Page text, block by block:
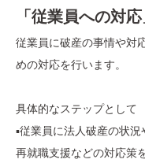
「従業員への対応
従業員に破産の事情や対
めの対応を行います。
具体的なステップとして
▪️従業員に法人破産の状
再就職支援などの対応策